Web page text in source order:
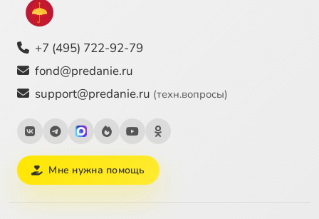
+7 (495) 722-92-79
fond@predanie.ru
support@predanie.ru (техн.вопросы)
Мне нужна помощь